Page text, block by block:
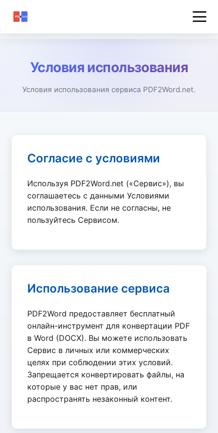
Условия использования
Условия использования сервиса PDF2Word.net.
Согласие с условиями
Используя PDF2Word.net («Сервис»), вы
соглашаетесь с данными Условиями
использования. Если не согласны, не
пользуйтесь Сервисом.
Использование сервиса
PDF2Word предоставляет бесплатный
онлайн-инструмент для конвертации PDF
в Word (DOCX). Вы можете использовать
Сервис в личных или коммерческих
целях при соблюдении этих условий.
Запрещается конвертировать файлы, на
которые у вас нет прав, или
распространять незаконный контент.